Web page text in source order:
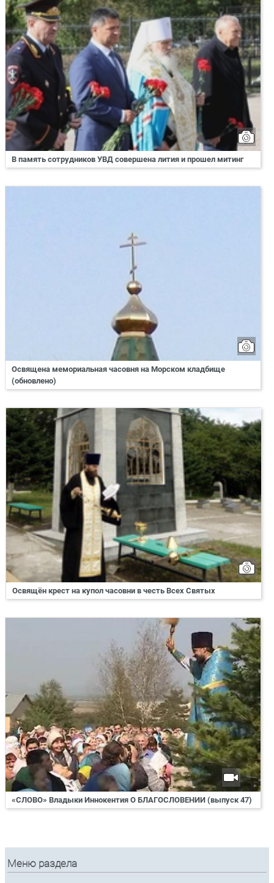
В память сотрудников УВД совершена лития и прошел митинг
Освящена мемориальная часовня на Морском кладбище
(обновлено)
Освящён крест на купол часовни в честь Всех Святых
«СЛОВО» Владыки Иннокентия О БЛАГОСЛОВЕНИИ (выпуск 47)
Меню раздела